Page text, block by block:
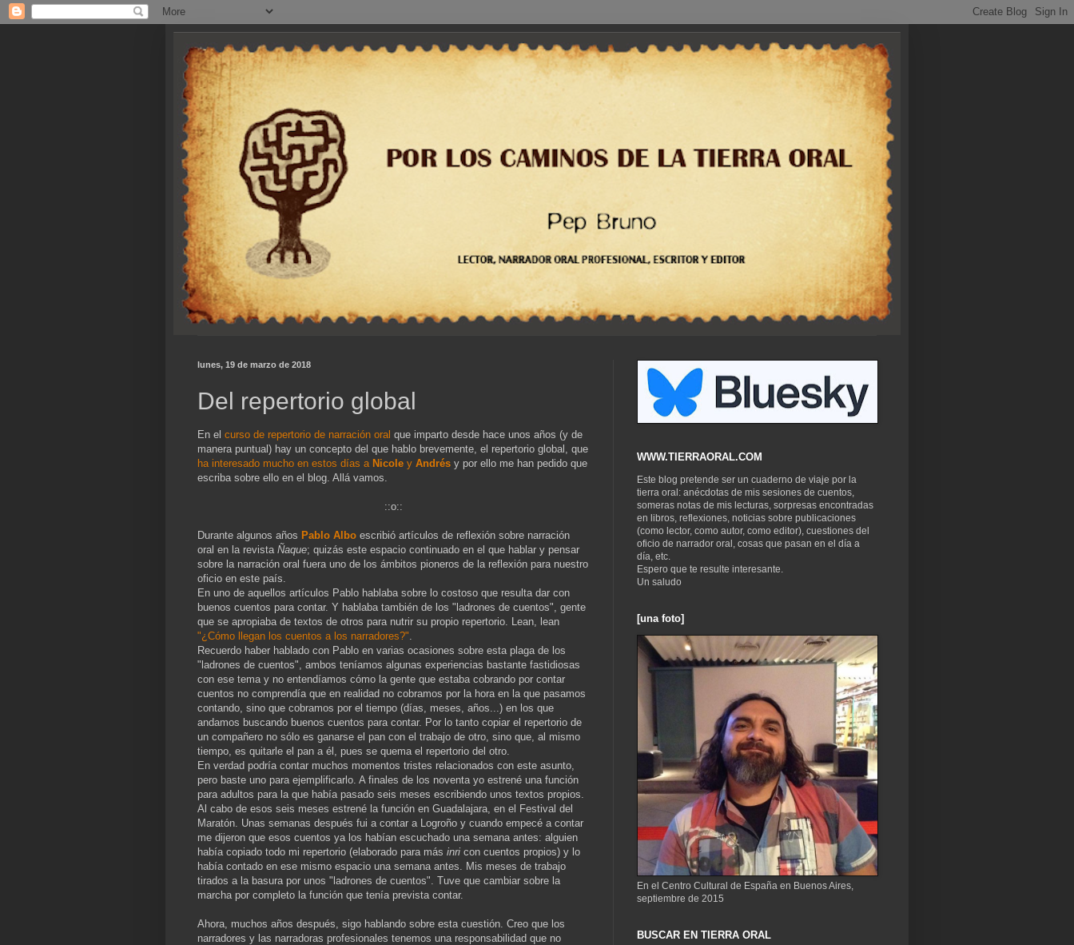
lunes, 19 de marzo de 2018
Del repertorio global
En el curso de repertorio de narración oral que imparto desde hace unos años (y de
manera puntual) hay un concepto del que hablo brevemente, el repertorio global, que
ha interesado mucho en estos días a Nicole y Andrés y por ello me han pedido que
escriba sobre ello en el blog. Allá vamos.
::o::
Durante algunos años Pablo Albo escribió artículos de reflexión sobre narración
oral en la revista Ñaque; quizás este espacio continuado en el que hablar y pensar
sobre la narración oral fuera uno de los ámbitos pioneros de la reflexión para nuestro
oficio en este país.
En uno de aquellos artículos Pablo hablaba sobre lo costoso que resulta dar con
buenos cuentos para contar. Y hablaba también de los "ladrones de cuentos", gente
que se apropiaba de textos de otros para nutrir su propio repertorio. Lean, lean
"¿Cómo llegan los cuentos a los narradores?"
Recuerdo haber hablado con Pablo en varias ocasiones sobre esta plaga de los
"ladrones de cuentos", ambos teníamos algunas experiencias bastante fastidiosas
con ese tema y no entendíamos cómo la gente que estaba cobrando por contar
cuentos no comprendía que en realidad no cobramos por la hora en la que pasamos
contando, sino que cobramos por el tiempo (días, meses, años...) en los que
andamos buscando buenos cuentos para contar. Por lo tanto copiar el repertorio de
un compañero no sólo es ganarse el pan con el trabajo de otro, sino que, al mismo
tiempo, es quitarle el pan a él, pues se quema el repertorio del otro.
En verdad podría contar muchos momentos tristes relacionados con este asunto,
pero baste uno para ejemplificarlo. A finales de los noventa yo estrené una función
para adultos para la que había pasado seis meses escribiendo unos textos propios.
Al cabo de esos seis meses estrené la función en Guadalajara, en el Festival del
Maratón. Unas semanas después fui a contar a Logroño y cuando empecé a contar
me dijeron que esos cuentos ya los habían escuchado una semana antes: alguien
había copiado todo mi repertorio (elaborado para más inri con cuentos propios) y lo
había contado en ese mismo espacio una semana antes. Mis meses de trabajo
tirados a la basura por unos "ladrones de cuentos". Tuve que cambiar sobre la
marcha por completo la función que tenía prevista contar.
Ahora, muchos años después, sigo hablando sobre esta cuestión. Creo que los
narradores y las narradoras profesionales tenemos una responsabilidad que no
WWW.TIERRAORAL.COM
Este blog pretende ser un cuaderno de viaje por la
tierra oral: anécdotas de mis sesiones de cuentos,
someras notas de mis lecturas, sorpresas encontradas
en libros, reflexiones, noticias sobre publicaciones
(como lector, como autor, como editor), cuestiones del
oficio de narrador oral, cosas que pasan en el día a
día, etc.
Espero que te resulte interesante.
Un saludo
[una foto]
En el Centro Cultural de España en Buenos Aires,
septiembre de 2015
BUSCAR EN TIERRA ORAL